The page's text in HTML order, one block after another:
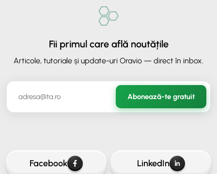
Fii primul care află noutățile
Articole, tutoriale și update-uri Oravio — direct în inbox.
Abonează-te gratuit
Facebook LinkedIn
ORAVIO - Asistent AI
Lasă-ne adresa ta de email ca să continui conversația.